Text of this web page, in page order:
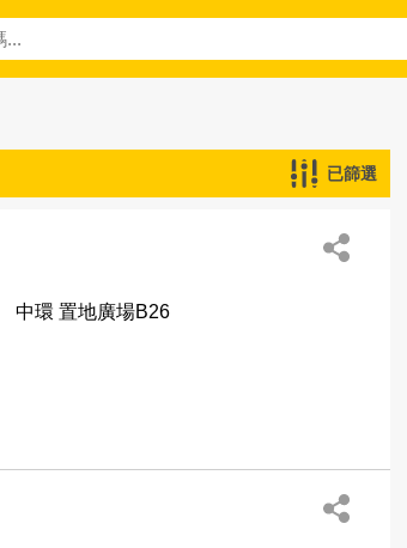
已篩選
中環 置地廣場B26